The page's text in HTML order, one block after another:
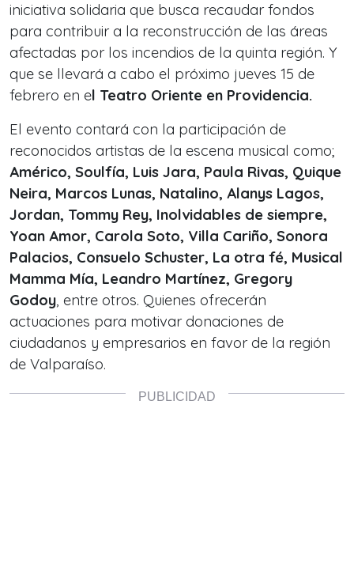
iniciativa solidaria que busca recaudar fondos
para contribuir a la reconstrucción de las áreas
afectadas por los incendios de la quinta región. Y
que se llevará a cabo el próximo jueves 15 de
febrero en el Teatro Oriente en Providencia.
El evento contará con la participación de
reconocidos artistas de la escena musical como;
Américo, Soulfía, Luis Jara, Paula Rivas, Quique
Neira, Marcos Lunas, Natalino, Alanys Lagos,
Jordan, Tommy Rey, Inolvidables de siempre,
Yoan Amor, Carola Soto, Villa Cariño, Sonora
Palacios, Consuelo Schuster, La otra fé, Musical
Mamma Mía, Leandro Martínez, Gregory
Godoy, entre otros. Quienes ofrecerán
actuaciones para motivar donaciones de
ciudadanos y empresarios en favor de la región
de Valparaíso.